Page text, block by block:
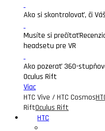
Ako si skontrolovať, či
Musíte si prečítať
headsetu pre VR
Ako pozerať 360-
Oculus Rift
Viac
HTC Vive / HTC Cosmos
RiftOculus Rift
HTC